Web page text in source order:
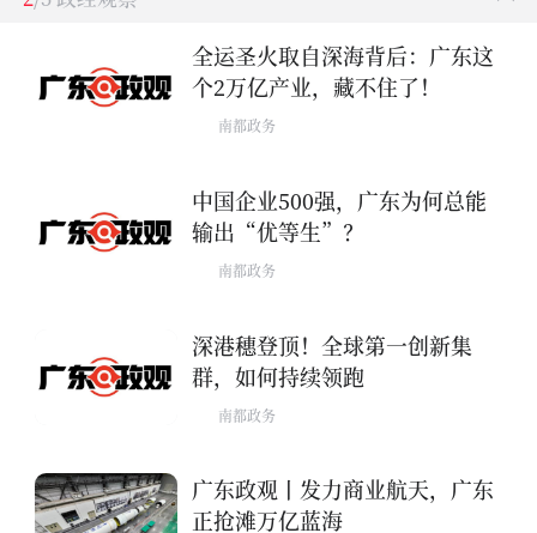
全运圣火取自深海背后：广东这
个2万亿产业，藏不住了！
南都政务
中国企业500强，广东为何总能
输出“优等生”？
南都政务
深港穗登顶！全球第一创新集
群，如何持续领跑
南都政务
广东政观丨发力商业航天，广东
正抢滩万亿蓝海